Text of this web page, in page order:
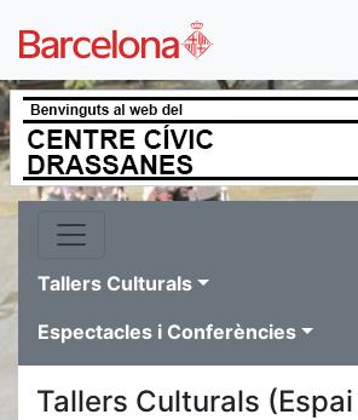
Tallers Culturals
Espectacles i Conferències
Tallers Culturals (Espai